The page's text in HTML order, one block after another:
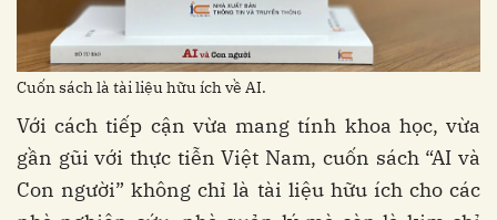
Cuốn sách là tài liệu hữu ích về AI.
Với cách tiếp cận vừa mang tính khoa học, vừa
gần gũi với thực tiễn Việt Nam, cuốn sách “AI và
Con người” không chỉ là tài liệu hữu ích cho các